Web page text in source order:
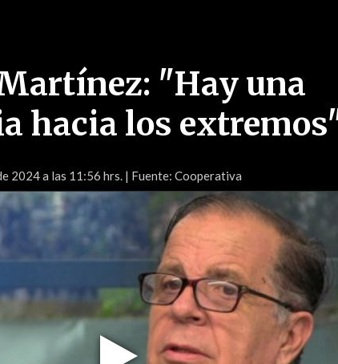
"Hay una
hacia los
2024 a las 11:56 hrs. | Fuente: Cooperativa